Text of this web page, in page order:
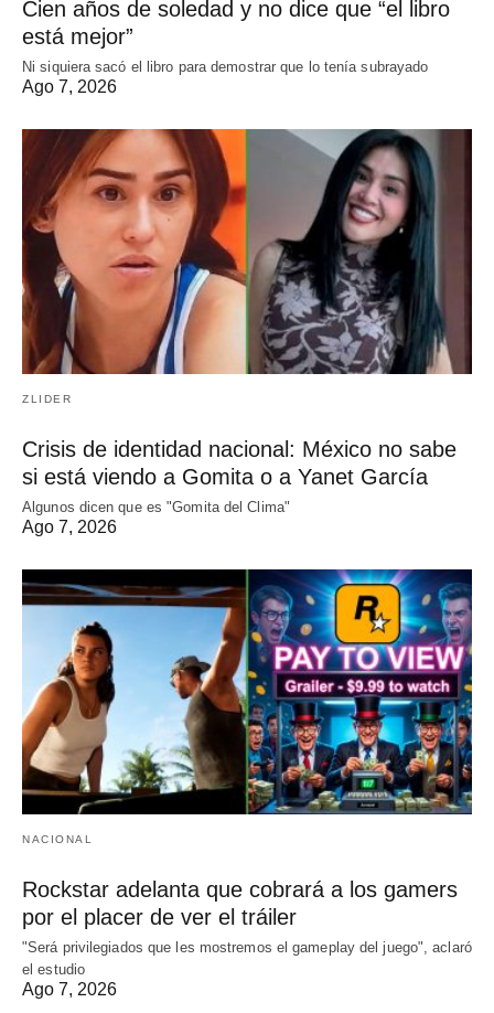
Cien años de soledad y no dice que “el libro
está mejor”
Ni siquiera sacó el libro para demostrar que lo tenía subrayado
Ago 7, 2026
ZLIDER
Crisis de identidad nacional: México no sabe
si está viendo a Gomita o a Yanet García
Algunos dicen que es "Gomita del Clima"
Ago 7, 2026
NACIONAL
Rockstar adelanta que cobrará a los gamers
por el placer de ver el tráiler
"Será privilegiados que les mostremos el gameplay del juego", aclaró
el estudio
Ago 7, 2026